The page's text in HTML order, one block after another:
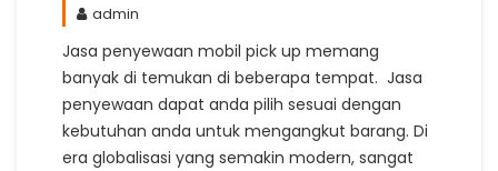
admin
Jasa penyewaan mobil pick up memang
banyak di temukan di beberapa tempat. Jasa
penyewaan dapat anda pilih sesuai dengan
kebutuhan anda untuk mengangkut barang. Di
era globalisasi yang semakin modern, sangat